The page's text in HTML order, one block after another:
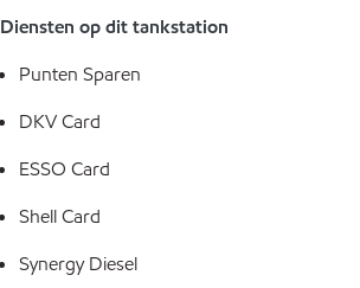
Diensten op dit tankstation
Punten Sparen
DKV Card
ESSO Card
Shell Card
Synergy Diesel